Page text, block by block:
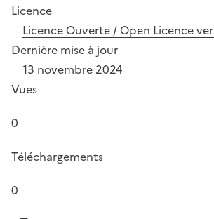
Licence
Licence Ouverte / Open Licence
Dernière mise à jour
13 novembre 2024
Vues
0
Téléchargements
0